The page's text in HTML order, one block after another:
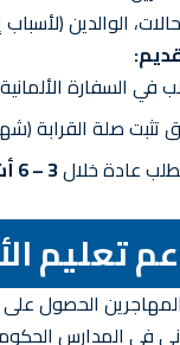
الوالدين (لأسباب
في السفارة
تثبت صلة القرابة
عادة خلال3 – 6 أشهر
الحصول
في المدارس